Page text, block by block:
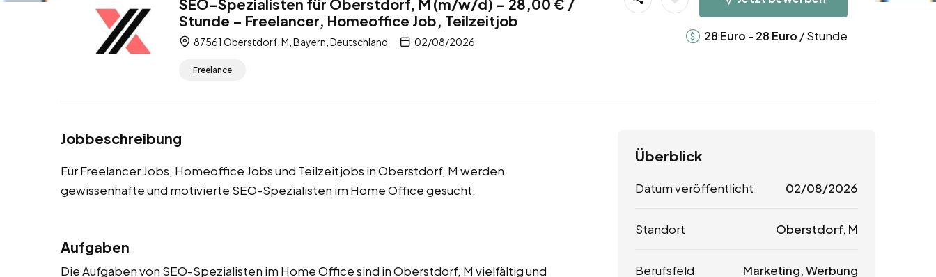
SEO-Spezialisten für Oberstdorf, M (m/w/d) – 28,00 € /
Stunde – Freelancer, Homeoffice Job, Teilzeitjob
87561 Oberstdorf, M, Bayern, Deutschland 02/08/2026
Freelance
28 Euro - 28 Euro / Stunde
Jobbeschreibung
Für Freelancer Jobs, Homeoffice Jobs und Teilzeitjobs in Oberstdorf, M werden
gewissenhafte und motivierte SEO-Spezialisten im Home Office gesucht.
Aufgaben
Die Aufgaben von SEO-Spezialisten im Home Office sind in Oberstdorf, M vielfältig und
Überblick
Datum veröffentlicht 02/08/2026
Standort Oberstdorf, M
Berufsfeld Marketing, Werbung